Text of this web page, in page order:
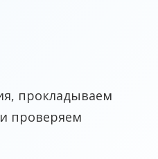
прокладываем
проверяем